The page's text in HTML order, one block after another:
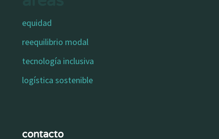
equidad
reequilibrio modal
tecnología inclusiva
logística sostenible
contacto